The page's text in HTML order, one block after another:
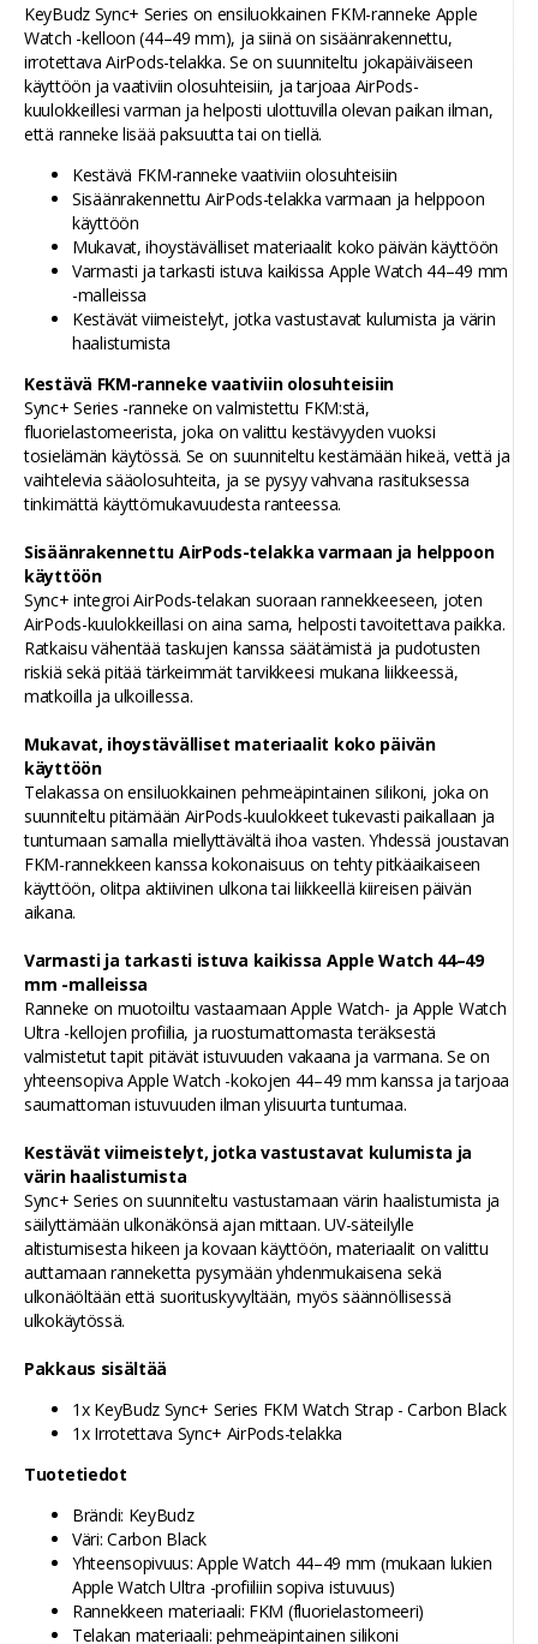
KeyBudz Sync+ Series on ensiluokkainen FKM-ranneke Apple
Watch -kelloon (44–49 mm), ja siinä on sisäänrakennettu,
irrotettava AirPods-telakka. Se on suunniteltu jokapäiväiseen
käyttöön ja vaativiin olosuhteisiin, ja tarjoaa AirPods-
kuulokkeillesi varman ja helposti ulottuvilla olevan paikan ilman,
että ranneke lisää paksuutta tai on tiellä.
Kestävä FKM-ranneke vaativiin olosuhteisiin
Sisäänrakennettu AirPods-telakka varmaan ja helppoon
käyttöön
Mukavat, ihoystävälliset materiaalit koko päivän käyttöön
Varmasti ja tarkasti istuva kaikissa Apple Watch 44–49 mm
-malleissa
Kestävät viimeistelyt, jotka vastustavat kulumista ja värin
haalistumista
Kestävä FKM-ranneke vaativiin olosuhteisiin
Sync+ Series -ranneke on valmistettu FKM:stä,
fluorielastomeerista, joka on valittu kestävyyden vuoksi
tosielämän käytössä. Se on suunniteltu kestämään hikeä, vettä ja
vaihtelevia sääolosuhteita, ja se pysyy vahvana rasituksessa
tinkimättä käyttömukavuudesta ranteessa.
Sisäänrakennettu AirPods-telakka varmaan ja helppoon
käyttöön
Sync+ integroi AirPods-telakan suoraan rannekkeeseen, joten
AirPods-kuulokkeillasi on aina sama, helposti tavoitettava paikka.
Ratkaisu vähentää taskujen kanssa säätämistä ja pudotusten
riskiä sekä pitää tärkeimmät tarvikkeesi mukana liikkeessä,
matkoilla ja ulkoillessa.
Mukavat, ihoystävälliset materiaalit koko päivän
käyttöön
Telakassa on ensiluokkainen pehmeäpintainen silikoni, joka on
suunniteltu pitämään AirPods-kuulokkeet tukevasti paikallaan ja
tuntumaan samalla miellyttävältä ihoa vasten. Yhdessä joustavan
FKM-rannekkeen kanssa kokonaisuus on tehty pitkäaikaiseen
käyttöön, olitpa aktiivinen ulkona tai liikkeellä kiireisen päivän
aikana.
Varmasti ja tarkasti istuva kaikissa Apple Watch 44–49
mm -malleissa
Ranneke on muotoiltu vastaamaan Apple Watch- ja Apple Watch
Ultra -kellojen profiilia, ja ruostumattomasta teräksestä
valmistetut tapit pitävät istuvuuden vakaana ja varmana. Se on
yhteensopiva Apple Watch -kokojen 44–49 mm kanssa ja tarjoaa
saumattoman istuvuuden ilman ylisuurta tuntumaa.
Kestävät viimeistelyt, jotka vastustavat kulumista ja
värin haalistumista
Sync+ Series on suunniteltu vastustamaan värin haalistumista ja
säilyttämään ulkonäkönsä ajan mittaan. UV-säteilylle
altistumisesta hikeen ja kovaan käyttöön, materiaalit on valittu
auttamaan ranneketta pysymään yhdenmukaisena sekä
ulkonäöltään että suorituskyvyltään, myös säännöllisessä
ulkokäytössä.
Pakkaus sisältää
1x KeyBudz Sync+ Series FKM Watch Strap - Carbon Black
1x Irrotettava Sync+ AirPods-telakka
Tuotetiedot
Brändi: KeyBudz
Väri: Carbon Black
Yhteensopivuus: Apple Watch 44–49 mm (mukaan lukien
Apple Watch Ultra -profiiliin sopiva istuvuus)
Rannekkeen materiaali: FKM (fluorielastomeeri)
Telakan materiaali: pehmeäpintainen silikoni